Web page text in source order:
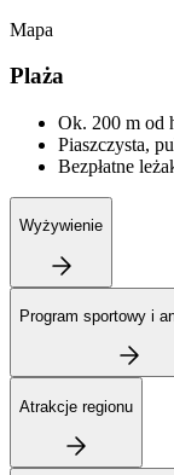
Mapa
Plaża
Ok. 200 m od
Piaszczysta,
Bezpłatne
Wyżywienie
Program sportowy i
Atrakcje regionu